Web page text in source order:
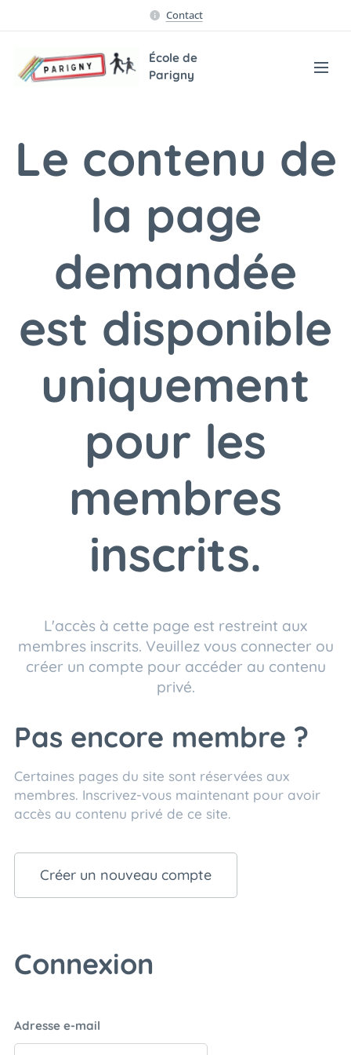
Contact
École de
Parigny
Le contenu de
la page
demandée
est disponible
uniquement
pour les
membres
inscrits.
L'accès à cette page est restreint aux
membres inscrits. Veuillez vous connecter ou
créer un compte pour accéder au contenu
privé.
Pas encore membre ?
Certaines pages du site sont réservées aux
membres. Inscrivez-vous maintenant pour avoir
accès au contenu privé de ce site.
Créer un nouveau compte
Connexion
Adresse e-mail